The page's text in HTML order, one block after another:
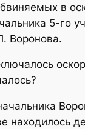
в
5-го
Воронова.
находилось